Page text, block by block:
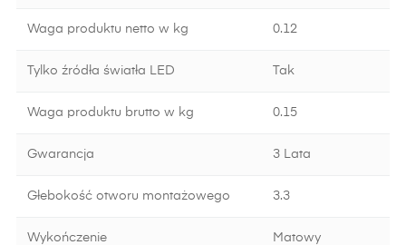
Waga produktu netto w kg 0.12
Tylko źródła światła LED Tak
Waga produktu brutto w kg 0.15
Gwarancja 3 Lata
Głebokość otworu montażowego 3.3
Wykończenie Matowy